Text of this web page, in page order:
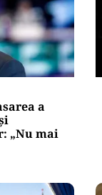
a
„Nu mai